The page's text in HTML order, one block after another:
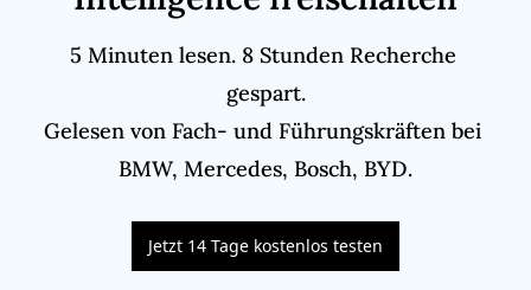
5 Minuten lesen. 8 Stunden Recherche
gespart.
Gelesen von Fach- und Führungskräften bei
BMW, Mercedes, Bosch, BYD.
Jetzt 14 Tage kostenlos testen